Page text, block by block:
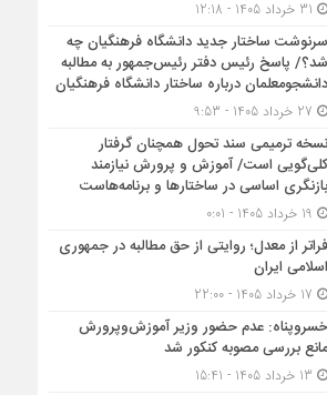
سرنوشت ساختار جدید دانشگاه فرهنگیان چه
شد؟/ پاسخ رئیس دفتر رئیس‌جمهور به مطالبه
دانشجومعلمان درباره ساختار دانشگاه فرهنگیان
نسخه ترمیمی سند تحول همچنان گرفتار
کلی‌گویی است/ آموزش و پرورش نیازمند
بازنگری اساسی در ساختارها و برنامه‌هاست
فراتر از معدل؛ روایتی از حق مطالبه در جمهوری
اسلامی ایران
خسروپناه: عدم حضور وزیر آموزش‌وپرورش
مانع بررسی مصوبه کنکور شد